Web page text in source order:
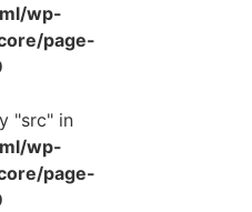
wp-
page-
"src" in
wp-
page-